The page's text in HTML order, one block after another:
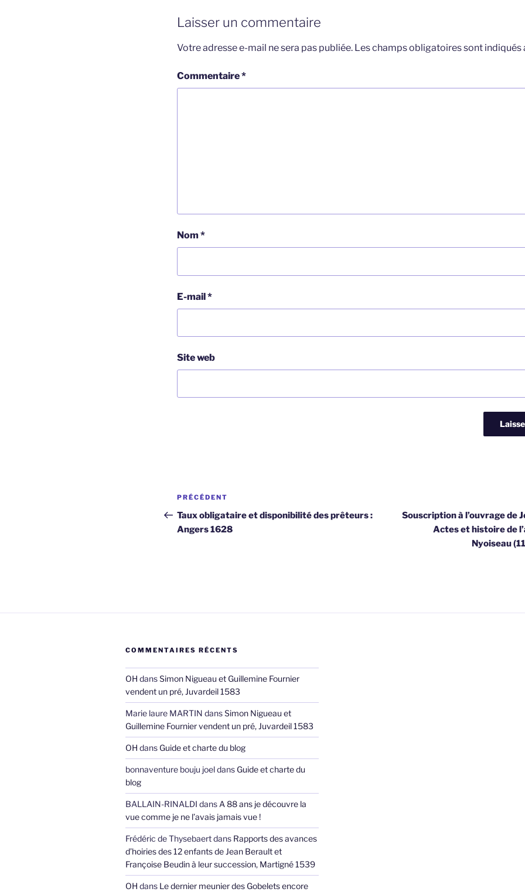
Laisser un commentaire
Votre adresse e-mail ne sera pas publiée. Les champs obligatoires sont indiqués
Commentaire*
Nom *
E-mail*
Site web
Navigation
de
l’article
Article
précédent
PRÉCÉDENT
Taux obligataire et disponibilité des prêteurs :
Angers 1628
Souscription à l’ouvrage de
Actes et histoire de
Nyoiseau
COMMENTAIRES RÉCENTS
OH dansSimon Nigueau et Guillemine Fournier
vendent un pré, Juvardeil 1583
Marie laure MARTIN dansSimon Nigueau et
Guillemine Fournier vendent un pré, Juvardeil 1583
OH dans Guide et charte du blog
bonnaventure bouju joeldans Guide et charte du
blog
BALLAIN-RINALDI dans A 88 ans je découvre la
vue comme je ne l’avais jamais vue !
Frédéric de Thysebaertdans Rapports des avances
d’hoiries des 12 enfants de Jean Berault et
Françoise Beudin à leur succession, Martigné 1539
OH dans Le dernier meunier des Gobelets encore